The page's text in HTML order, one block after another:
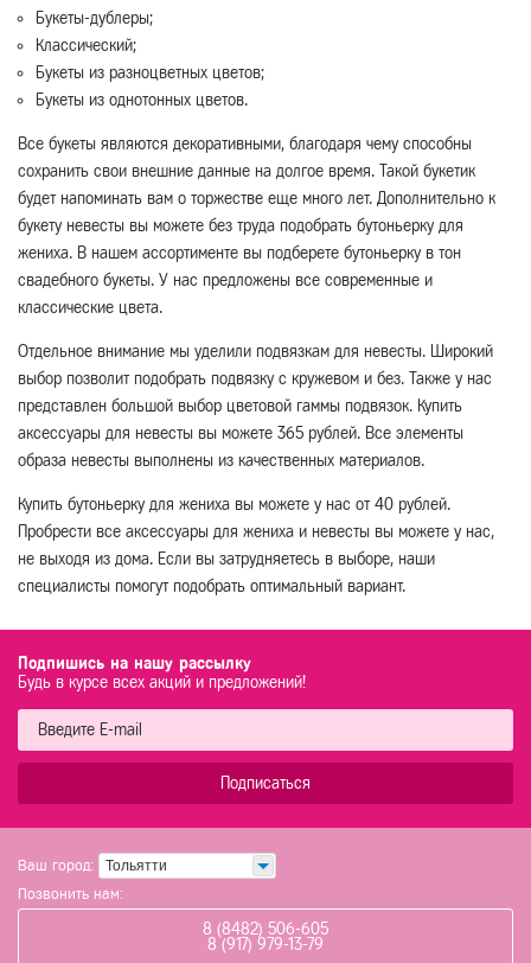
Букеты-дублеры;
Классический;
Букеты из разноцветных цветов;
Букеты из однотонных цветов.
Все букеты являются декоративными, благодаря чему способны
сохранить свои внешние данные на долгое время. Такой букетик
будет напоминать вам о торжестве еще много лет. Дополнительно к
букету невесты вы можете без труда подобрать бутоньерку для
жениха. В нашем ассортименте вы подберете бутоньерку в тон
свадебного букеты. У нас предложены все современные и
классические цвета.
Отдельное внимание мы уделили подвязкам для невесты. Широкий
выбор позволит подобрать подвязку с кружевом и без. Также у нас
представлен большой выбор цветовой гаммы подвязок. Купить
аксессуары для невесты вы можете 365 рублей. Все элементы
образа невесты выполнены из качественных материалов.
Купить бутоньерку для жениха вы можете у нас от 40 рублей.
Пробрести все аксессуары для жениха и невесты вы можете у нас,
не выходя из дома. Если вы затрудняетесь в выборе, наши
специалисты помогут подобрать оптимальный вариант.
Подпишись на нашу рассылку
Будь в курсе всех акций и предложений!
Подписаться
Ваш город: Тольятти
Позвонить нам:
8 (8482) 506-605
8 (917) 979-13-79